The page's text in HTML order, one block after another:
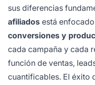
sus diferencias
afiliados está
conversiones y
cada campaña y cada
función de ventas,
cuantificables. El éxito